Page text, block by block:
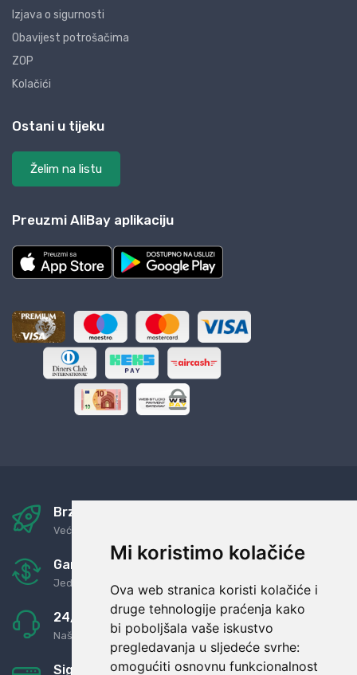
Mi koristimo kolačiće
Ova web stranica koristi kolačiće i
druge tehnologije praćenja kako
bi poboljšala vaše iskustvo
pregledavanja u sljedeće svrhe:
omogućiti osnovnu funkcionalnost
Izjava o sigurnosti
Obavijest potrošačima
ZOP
Kolačići
Ostani u tijeku
Želim na listu
Preuzmi AliBay aplikaciju
Brza i sigurna dostava
Već za nekoliko dana kod vas
Garancija u povrat novaca
Jednostavno pravilo: Roba za novac
24/7 odlična podrška
Naši agenti uvijek na raspolaganju
Sigurno obročno plaćanje